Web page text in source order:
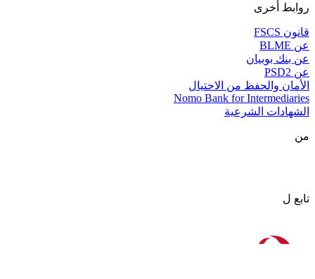
روابط أخرى
قانون FSCS
عن BLME
عن بنك بوبيان
عن PSD2
الأمان والحفظ من الاحتيال
Nomo Bank for Intermediaries
الشهادات الشرعية
من
تابع ل